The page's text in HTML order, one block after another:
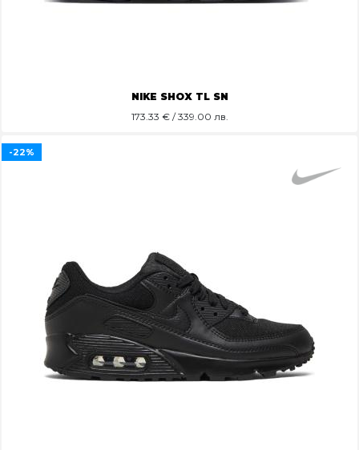
NIKE SHOX TL SN
173.33 € / 339.00 лв.
-22%